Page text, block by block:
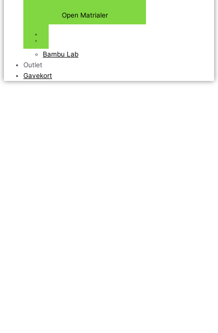
Open Matrialer
Bambu Lab
Outlet
Gavekort